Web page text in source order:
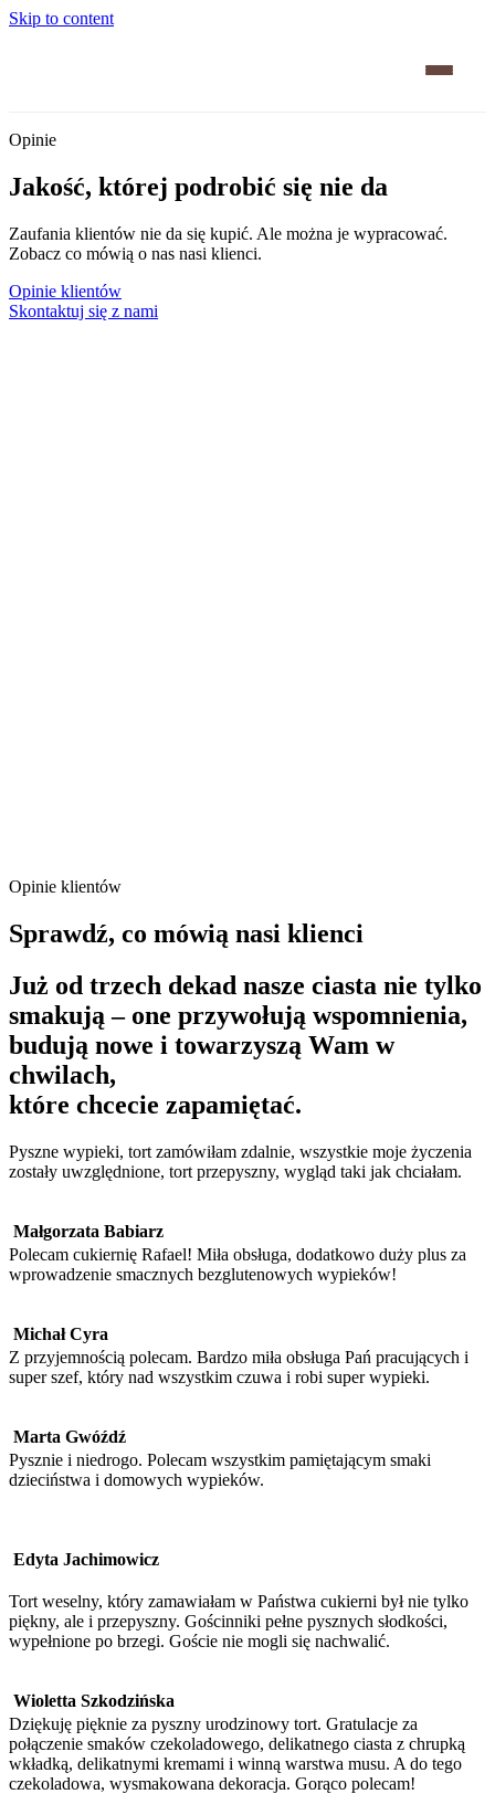
Skip to content
Opinie
Jakość, której podrobić się nie da
Zaufania klientów nie da się kupić. Ale można je wypracować.
Zobacz co mówią o nas nasi klienci.
Opinie klientów
Skontaktuj się z nami
Opinie klientów
Sprawdź, co mówią nasi klienci
Już od trzech dekad nasze ciasta nie tylko
smakują – one przywołują wspomnienia,
budują nowe i towarzyszą Wam w
chwilach,
które chcecie zapamiętać.
Pyszne wypieki, tort zamówiłam zdalnie, wszystkie moje życzenia
zostały uwzględnione, tort przepyszny, wygląd taki jak chciałam.
Małgorzata Babiarz
Polecam cukiernię Rafael! Miła obsługa, dodatkowo duży plus za
wprowadzenie smacznych bezglutenowych wypieków!
Michał Cyra
Z przyjemnością polecam. Bardzo miła obsługa Pań pracujących i
super szef, który nad wszystkim czuwa i robi super wypieki.
Marta Gwóźdź
Pysznie i niedrogo. Polecam wszystkim pamiętającym smaki
dzieciństwa i domowych wypieków.
Edyta Jachimowicz
Tort weselny, który zamawiałam w Państwa cukierni był nie tylko
piękny, ale i przepyszny. Gościnniki pełne pysznych słodkości,
wypełnione po brzegi. Goście nie mogli się nachwalić.
Wioletta Szkodzińska
Dziękuję pięknie za pyszny urodzinowy tort. Gratulacje za
połączenie smaków czekoladowego, delikatnego ciasta z chrupką
wkładką, delikatnymi kremami i winną warstwa musu. A do tego
czekoladowa, wysmakowana dekoracja. Gorąco polecam!